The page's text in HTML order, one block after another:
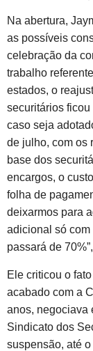
Na abertura,
as possíveis
celebração da
trabalho
estados, o
securitários ficou
caso seja
de julho, com os
base dos
encargos, o
folha de
deixarmos para
adicional só
passará de
Ele criticou o
acabado com a
anos, negociava
Sindicato dos
suspensão, até